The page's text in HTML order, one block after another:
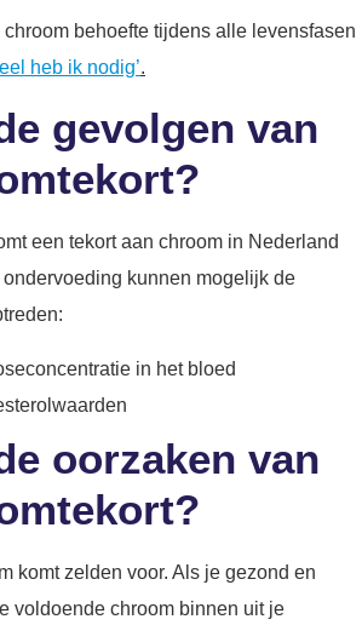
behoefte tijdens alle levensfasen
heb ik nodig’.
gevolgen van
een tekort aan chroom in Nederland
kunnen mogelijk de
in het bloed
oorzaken van
komt zelden voor. Als je gezond en
voldoende chroom binnen uit je